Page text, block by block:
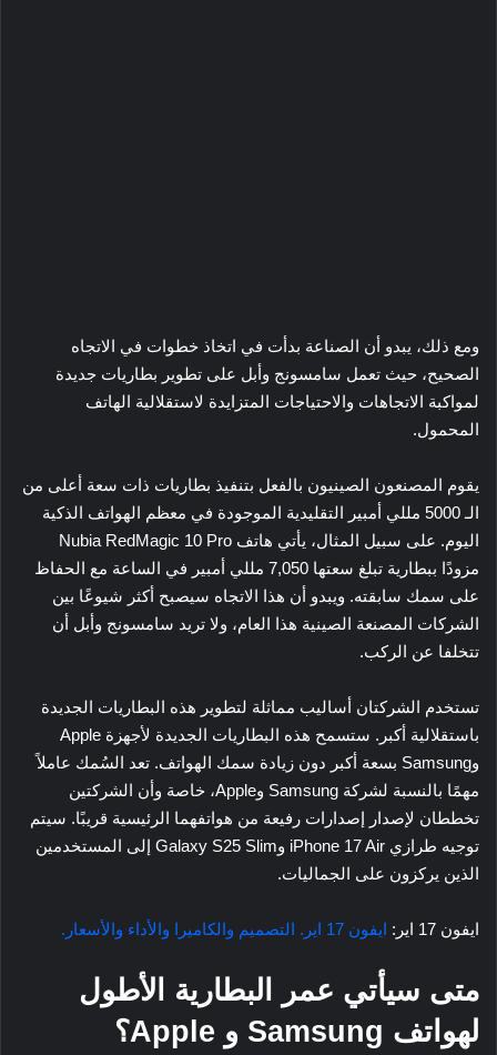
ومع ذلك، يبدو أن الصناعة بدأت في اتخاذ خطوات في الاتجاه
الصحيح، حيث تعمل سامسونج وأبل على تطوير بطاريات جديدة
لمواكبة الاتجاهات والاحتياجات المتزايدة لاستقلالية الهاتف
المحمول.
يقوم المصنعون الصينيون بالفعل بتنفيذ بطاريات ذات سعة أعلى من
الـ 5000 مللي أمبير التقليدية الموجودة في معظم الهواتف الذكية
اليوم. على سبيل المثال، يأتي هاتف Nubia RedMagic 10 Pro
مزودًا ببطارية تبلغ سعتها 7,050 مللي أمبير في الساعة مع الحفاظ
على سمك سابقته. ويبدو أن هذا الاتجاه سيصبح أكثر شيوعًا بين
الشركات المصنعة الصينية هذا العام، ولا تريد سامسونج وأبل أن
تتخلفا عن الركب.
تستخدم الشركتان أساليب مماثلة لتطوير هذه البطاريات الجديدة
باستقلالية أكبر. ستسمح هذه البطاريات الجديدة لأجهزة Apple
وSamsung بسعة أكبر دون زيادة سمك الهواتف. تعد السُمك عاملاً
مهمًا بالنسبة لشركة Samsung وApple، خاصة وأن الشركتين
تخططان لإصدار إصدارات رفيعة من هواتفهما الرئيسية قريبًا. سيتم
توجيه طرازي iPhone 17 Air وGalaxy S25 Slim إلى المستخدمين
الذين يركزون على الجماليات.
ايفون 17 اير: ايفون 17 اير. التصميم والكاميرا والأداء والأسعار.
متى سيأتي عمر البطارية الأطول
لهواتف Samsung و Apple؟